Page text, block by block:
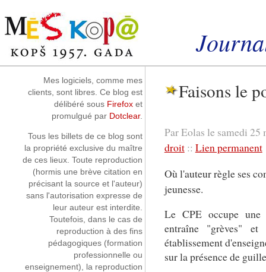
Faisons le
Par Eolas le samedi
droit:: Lien permanent
Où l'auteur règle ses
jeunesse.
Le CPE occupe
entraîne "grèves"
établissement
sur la présence de
Mes logiciels, comme mes
clients, sont libres. Ce blog est
délibéré sous Firefox et
promulgué par Dotclear.
Tous les billets de ce blog sont
la propriété exclusive du maître
de ces lieux. Toute reproduction
(hormis une brève citation en
précisant la source et l'auteur)
sans l'autorisation expresse de
leur auteur est interdite.
Toutefois, dans le cas de
reproduction à des fins
pédagogiques (formation
professionnelle ou
enseignement), la reproduction